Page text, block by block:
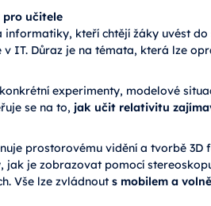
pro učitele
informatiky, kteří chtějí žáky uvést
IT. Důraz je na témata, která lze
experimenty, modelové
se na to, jak učit relativitu
prostorovému vidění a tvorbě
jak je zobrazovat pomocí
Vše lze zvládnout s mobilem a